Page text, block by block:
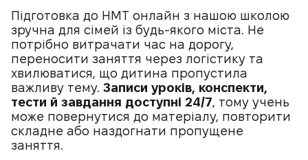
Підготовка до НМТ онлайн з нашою школою
зручна для сімей із будь-якого міста. Не
потрібно витрачати час на дорогу,
переносити заняття через логістику та
хвилюватися, що дитина пропустила
важливу тему. Записи уроків, конспекти,
тести й завдання доступні 24/7, тому учень
може повернутися до матеріалу, повторити
складне або наздогнати пропущене
заняття.